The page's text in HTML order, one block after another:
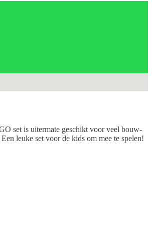
set is uitermate geschikt voor veel bouw-
leuke set voor de kids om mee te spelen!